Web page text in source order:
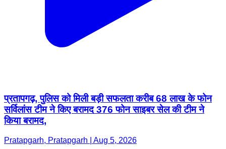
प्रतापगढ़, पुलिस को मिली बड़ी सफलता करीब 68 लाख के फोन
सर्विलांस टीम ने किए बरामद 376 फोन साइबर सेल की टीम ने
किया बरामद,
Pratapgarh, Pratapgarh | Aug 5, 2026